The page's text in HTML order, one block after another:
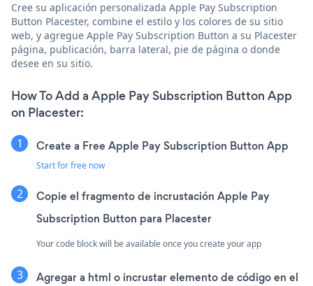
Cree su aplicación personalizada Apple Pay Subscription
Button Placester, combine el estilo y los colores de su sitio
web, y agregue Apple Pay Subscription Button a su Placester
página, publicación, barra lateral, pie de página o donde
desee en su sitio.
How To Add a Apple Pay Subscription Button App
on Placester:
Create a Free Apple Pay Subscription Button App
Start for free now
Copie el fragmento de incrustación Apple Pay
Subscription Button para Placester
Your code block will be available once you create your app
Agregar a html o incrustar elemento de código en el